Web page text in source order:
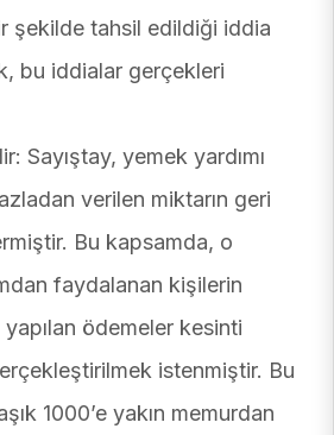
şekilde tahsil edildiği iddia
bu iddialar gerçekleri
Sayıştay, yemek yardımı
verilen miktarın geri
Bu kapsamda, o
faydalanan kişilerin
ödemeler kesinti
istenmiştir. Bu
1000’e yakın memurdan